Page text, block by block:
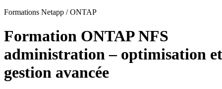
Formations Netapp / ONTAP
Formation ONTAP NFS
administration – optimisation et
gestion avancée